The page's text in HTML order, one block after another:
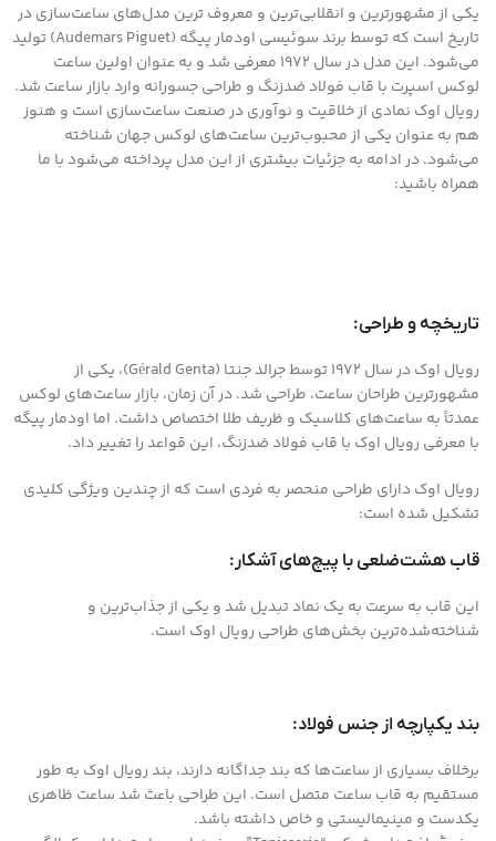
یکی از مشهورترین و انقلابی‌ترین و معروف ترین مدل‌های ساعت‌سازی در
تاریخ است که توسط برند سوئیسی اودمار پیگه (Audemars Piguet) تولید
می‌شود. این مدل در سال 1972 معرفی شد و به عنوان اولین ساعت
لوکس اسپرت با قاب فولاد ضدزنگ و طراحی جسورانه وارد بازار ساعت شد.
رویال اوک نمادی از خلاقیت و نوآوری در صنعت ساعت‌سازی است و هنوز
هم به عنوان یکی از محبوب‌ترین ساعت‌های لوکس جهان شناخته
می‌شود. در ادامه به جزئیات بیشتری از این مدل پرداخته می‌شود با ما
همراه باشید:
تاریخچه و طراحی:
رویال اوک در سال 1972 توسط جرالد جنتا (Gérald Genta)، یکی از
مشهورترین طراحان ساعت، طراحی شد. در آن زمان، بازار ساعت‌های لوکس
عمدتاً به ساعت‌های کلاسیک و ظریف طلا اختصاص داشت. اما اودمار پیگه
با معرفی رویال اوک با قاب فولاد ضدزنگ، این قواعد را تغییر داد.
رویال اوک دارای طراحی منحصر به فردی است که از چندین ویژگی کلیدی
تشکیل شده است:
قاب هشت‌ضلعی با پیچ‌های آشکار:
این قاب به سرعت به یک نماد تبدیل شد و یکی از جذاب‌ترین و
شناخته‌شده‌ترین بخش‌های طراحی رویال اوک است.
بند یکپارچه از جنس فولاد:
برخلاف بسیاری از ساعت‌ها که بند جداگانه دارند، بند رویال اوک به طور
مستقیم به قاب ساعت متصل است. این طراحی باعث شد ساعت ظاهری
یکدست و مینیمالیستی و خاص داشته باشد.